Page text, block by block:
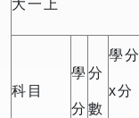
大一上
科目
學
分
分
數
學分
x分